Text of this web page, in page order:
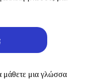
μάθετε μια γλώσσα